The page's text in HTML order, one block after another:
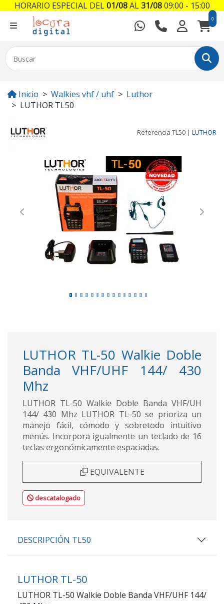
0
Inicio Walkies vhf / uhf
Luthor
LUTHOR TL50
Referencia TL50 | LUTHOR
Previous Next
LUTHOR TL-50 Walkie Doble
Banda VHF/UHF 144/ 430
Mhz
LUTHOR TL-50 Walkie Doble Banda VHF/UH
144/ 430 Mhz LUTHOR TL-50 se prioriza un
manejo fácil, cómodo y sobretodo intuitivo
menús. Incorpora igualmente un teclado de 16
teclas ergonómicamente espaciadas.
EQUIVALENTE
descatalogado
DESCRIPCIÓN TL50
LUTHOR TL-50
LUTHOR TL-50 Walkie Doble Banda VHF/UHF 144/
HORARIO ESPECIAL DEL01/08AL31/0809:00 - 15:00